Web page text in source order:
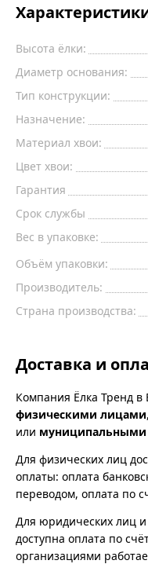
Высота ёлки:
Диаметр основания:
Тип конструкции:
Назначение:
Материал хвои:
Цвет хвои:
Гарантия
Срок службы
Вес в упаковке:
Объём упаковки:
Производитель:
Страна производства:
Доставка и
Компания Ёлка Тренд в
физическими лицами
или муниципальными
Для физических лиц
оплаты: оплата
переводом, оплата по
Для юридических лиц
доступна оплата по
организациями